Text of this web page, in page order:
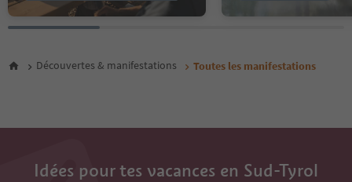
27
28
30
34
Découvertes & manifestations Toutes les manifestations
Idées pour tes vacances en Sud-Tyrol